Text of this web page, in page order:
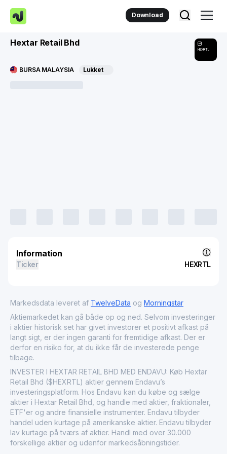
Download
Hextar Retail Bhd
HEXRTL
BURSA MALAYSIA Lukket
Information
Ticker HEXRTL
Markedsdata leveret af TwelveData og Morningstar
Aktiemarkedet kan gå både op og ned. Selvom investeringer
i aktier historisk set har givet investorer et positivt afkast på
langt sigt, er der ingen garanti for fremtidige afkast. Der er
derfor en risiko for, at du ikke får de investerede penge
tilbage.
INVESTER I HEXTAR RETAIL BHD MED ENDAVU: Køb Hextar
Retail Bhd ($HEXRTL) aktier gennem Endavu’s
investeringsplatform. Hos Endavu kan du købe og sælge
aktier i Hextar Retail Bhd, og handle med aktier, fraktionaler,
ETF'er og andre finansielle instrumenter. Endavu tilbyder
handel uden kurtage på amerikanske aktier. Endavu tilbyder
lav kurtage på tværs af aktier. Handl med over 30.000
forskellige aktier og udenfor markedsåbningstider.